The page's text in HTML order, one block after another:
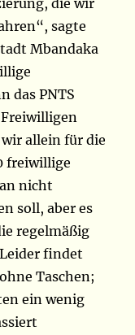
die wir
sagte
Mbandaka
das PNTS
allein für die
freiwillige
nicht
soll, aber es
regelmäßig
findet
Taschen;
ein wenig